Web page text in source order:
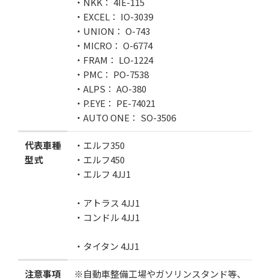
・EXCEL： IO-3039
・UNION： O-743
・MICRO： O-6774
・FRAM： LO-1224
・PMC： PO-7538
・ALPS： AO-380
・P.EYE： PE-74021
・AUTO ONE： SO-3506
代表車種
型式
・エルフ350
・エルフ450
・エルフ 4JJ1
・アトラス 4JJ1
・コンドル 4JJ1
・タイタン 4JJ1
注意事項
※自動車整備工場やガソリンスタンド等、